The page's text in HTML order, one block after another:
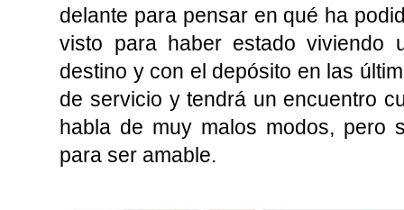
delante para pensar en qué ha
visto para haber estado viviendo
destino y con el depósito en las
de servicio y tendrá un encuentro
habla de muy malos modos, pero
para ser amable.